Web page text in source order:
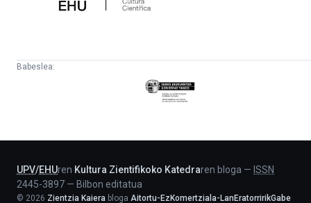
Babeslea:
Eusko
Jaurlaritza
UPV/EHUren Kultura Zientifikoko Katedraren bloga — ISSN
2445-3897 — Bilbon editatua
© 2026 Zientzia Kaiera bloga Aitortu-EzKomertziala-LanEratorririkGabe